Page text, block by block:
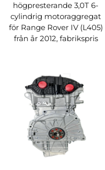
högpresterande 3,0T 6-
cylindrig motoraggregat
för Range Rover IV (L405)
från år 2012, fabrikspris